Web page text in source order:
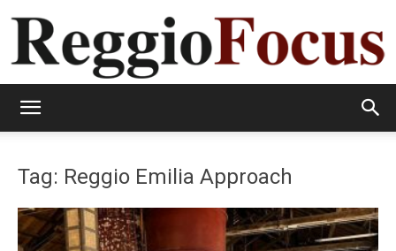
Tag: Reggio Emilia Approach